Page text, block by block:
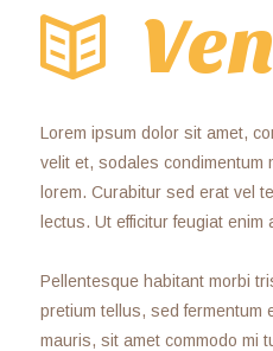
Lorem ipsum dolor sit amet,
velit et, sodales condimentum
lorem. Curabitur sed erat vel
lectus. Ut efficitur feugiat
Pellentesque habitant morbi
pretium tellus, sed fermentum
mauris, sit amet commodo mi